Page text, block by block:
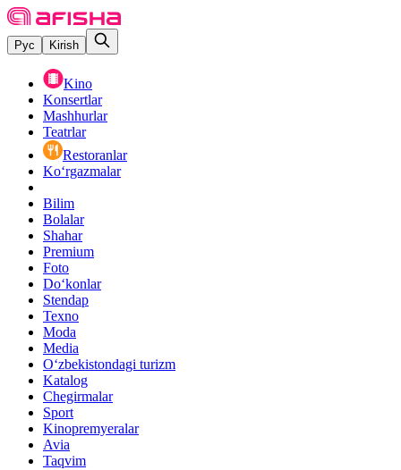
Рус Kirish
Kino
Konsertlar
Mashhurlar
Teatrlar
Restoranlar
Ko‘rgazmalar
Bilim
Bolalar
Shahar
Premium
Foto
Do‘konlar
Stendap
Texno
Moda
Media
O‘zbekistondagi turizm
Katalog
Chegirmalar
Sport
Kinopremyeralar
Avia
Taqvim